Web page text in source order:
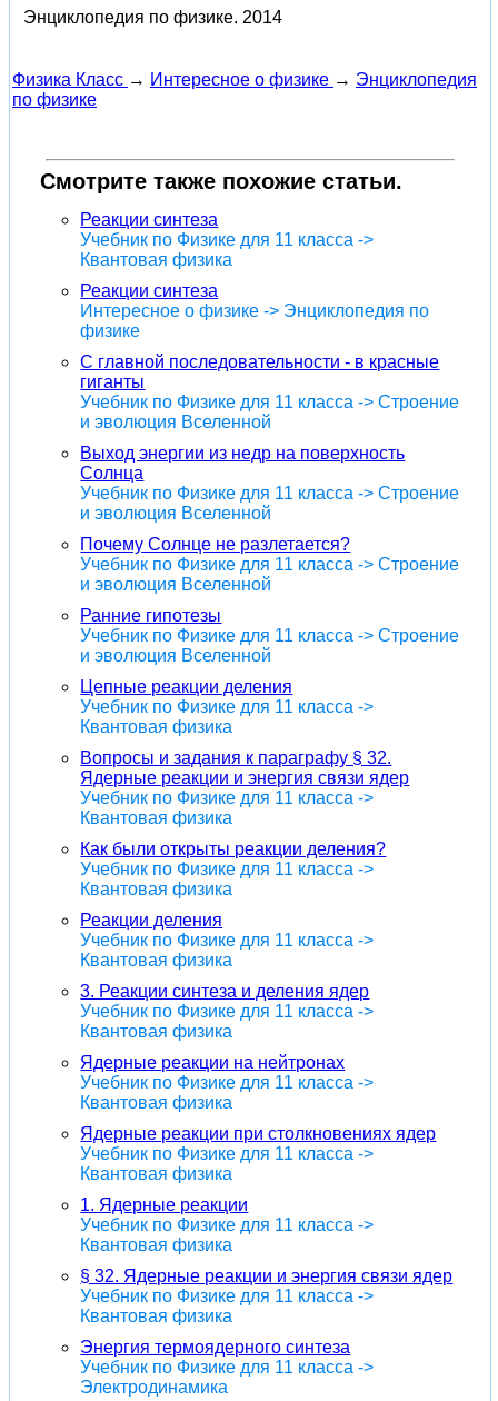
Энциклопедия по физике. 2014
Физика Класс → Интересное о физике → Энциклопедия
по физике
Смотрите также похожие статьи.
Реакции синтеза
Учебник по Физике для 11 класса ->
Квантовая физика
Реакции синтеза
Интересное о физике -> Энциклопедия по
физике
С главной последовательности - в красные
гиганты
Учебник по Физике для 11 класса -> Строение
и эволюция Вселенной
Выход энергии из недр на поверхность
Солнца
Учебник по Физике для 11 класса -> Строение
и эволюция Вселенной
Почему Солнце не разлетается?
Учебник по Физике для 11 класса -> Строение
и эволюция Вселенной
Ранние гипотезы
Учебник по Физике для 11 класса -> Строение
и эволюция Вселенной
Цепные реакции деления
Учебник по Физике для 11 класса ->
Квантовая физика
Вопросы и задания к параграфу § 32.
Ядерные реакции и энергия связи ядер
Учебник по Физике для 11 класса ->
Квантовая физика
Как были открыты реакции деления?
Учебник по Физике для 11 класса ->
Квантовая физика
Реакции деления
Учебник по Физике для 11 класса ->
Квантовая физика
3. Реакции синтеза и деления ядер
Учебник по Физике для 11 класса ->
Квантовая физика
Ядерные реакции на нейтронах
Учебник по Физике для 11 класса ->
Квантовая физика
Ядерные реакции при столкновениях ядер
Учебник по Физике для 11 класса ->
Квантовая физика
1. Ядерные реакции
Учебник по Физике для 11 класса ->
Квантовая физика
§ 32. Ядерные реакции и энергия связи ядер
Учебник по Физике для 11 класса ->
Квантовая физика
Энергия термоядерного синтеза
Учебник по Физике для 11 класса ->
Электродинамика